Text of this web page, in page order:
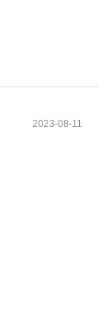
2023-08-11